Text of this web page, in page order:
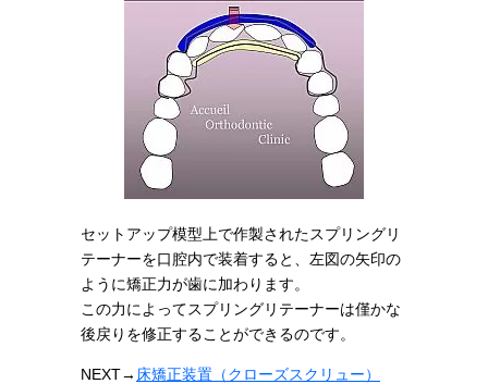
セットアップ模型上で作製されたスプリングリ
テーナーを口腔内で装着すると、左図の矢印の
ように矯正力が歯に加わります。
この力によってスプリングリテーナーは僅かな
後戻りを修正することができるのです。
NEXT→ 床矯正装置（クローズスクリュー）